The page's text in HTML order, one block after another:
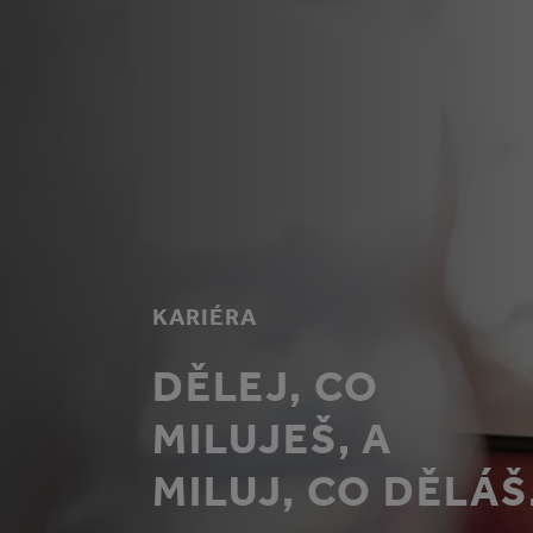
KARIÉRA
DĚLEJ, CO
MILUJEŠ, A
MILUJ, CO